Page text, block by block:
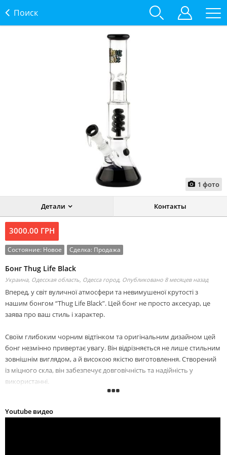
Поиск
1 фото
Детали Контакты
3000.00 ГРН
Состояние: Новое Сделка: Продажа
Бонг Thug Life Black
Украина, Одесская область, Одесса город, Опубликовано 8 месяцев назад
Вперед, у світ вуличної атмосфери та невимушеної крутості з
нашим бонгом “Thug Life Black”. Цей бонг не просто аксесуар, це
заява про ваш стиль і характер.
Своїм глибоким чорним відтінком та оригінальним дизайном цей
бонг незмінно привертає увагу. Він відрізняється не лише стильним
зовнішнім виглядом, а й високою якістю виготовлення. Створений
із міцного скла, він забезпечує довговічність та надійність у
використанні.
вашої зручності. Вигини його форми забезпечують комфорт при
Youtube видео